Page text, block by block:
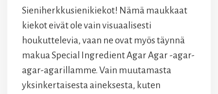
Sieniherkkusienikiekot! Nämä maukkaat
kiekot eivät ole vain visuaalisesti
houkuttelevia, vaan ne ovat myös täynnä
makua Special Ingredient Agar Agar -agar-
agar-agarillamme. Vain muutamasta
yksinkertaisesta aineksesta, kuten